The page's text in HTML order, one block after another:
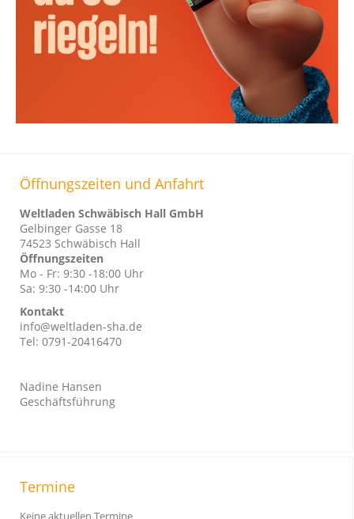
Öffnungszeiten und Anfahrt
Weltladen Schwäbisch Hall GmbH
Gelbinger Gasse 18
74523 Schwäbisch Hall
Öffnungszeiten
Mo - Fr: 9:30 -18:00 Uhr
Sa: 9:30 -14:00 Uhr
Kontakt
info@weltladen-sha.de
Tel: 0791-20416470
Nadine Hansen
Geschäftsführung
Termine
Keine aktuellen Termine